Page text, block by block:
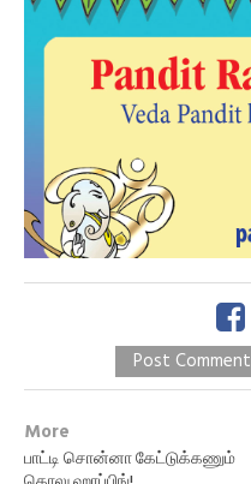
Post Comment
More
பாட்டி சொன்னா கேட்டுக்கணும்